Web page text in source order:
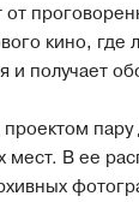
кино, где
и получает
пару
мест. В ее